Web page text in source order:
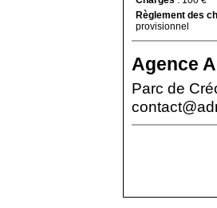
Règlement des
provisionnel
Agence
Parc de